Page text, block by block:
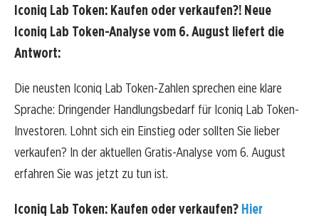
Iconiq Lab Token: Kaufen oder verkaufen?! Neue
Iconiq Lab Token-Analyse vom 6. August liefert die
Antwort:
Die neusten Iconiq Lab Token-Zahlen sprechen eine klare
Sprache: Dringender Handlungsbedarf für Iconiq Lab Token-
Investoren. Lohnt sich ein Einstieg oder sollten Sie lieber
verkaufen? In der aktuellen Gratis-Analyse vom 6. August
erfahren Sie was jetzt zu tun ist.
Iconiq Lab Token: Kaufen oder verkaufen? Hier